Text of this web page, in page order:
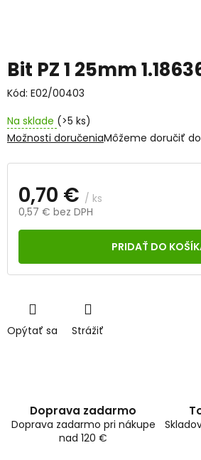
Bit PZ 1 25mm
Kód: E02/00403
Na sklade (>5 ks)
Môžeme doručiť
Možnosti doručenia
0,70 € / ks
0,57 € bez DPH
Jednotková
PRIDAŤ DO
Opýtať sa Strážiť
Doprava zadarmo
Doprava zadarmo pri nákupe
nad 120 €